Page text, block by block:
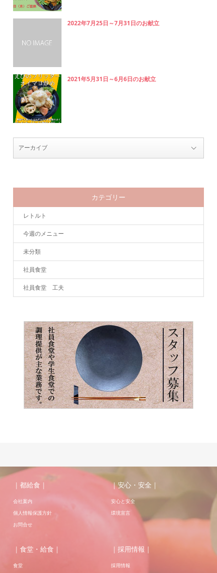
2022年7月25日～7月31日のお献立
2021年5月31日～6月6日のお献立
カテゴリー
レトルト
今週のメニュー
未分類
社員食堂
社員食堂 工夫
｜都給食｜
会社案内
個人情報保護方針
お問合せ
｜安心・安全｜
安心と安全
環境宣言
｜食堂・給食｜
食堂
｜採用情報｜
採用情報